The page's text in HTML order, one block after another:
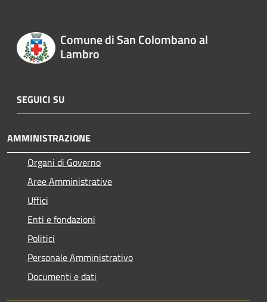
Comune di San Colombano al
Lambro
SEGUICI SU
AMMINISTRAZIONE
Organi di Governo
Aree Amministrative
Uffici
Enti e fondazioni
Politici
Personale Amministrativo
Documenti e dati